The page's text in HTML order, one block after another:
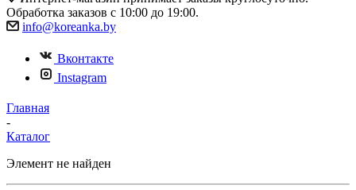
Обработка заказов с 10:00 до 19:00.
info@koreanka.by
Вконтакте
Instagram
Главная
-
Каталог
Элемент не найден